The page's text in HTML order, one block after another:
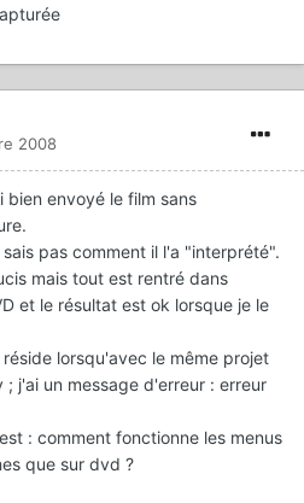
2008
bien envoyé le film sans
pas comment il l'a "interprété".
mais tout est rentré dans
et le résultat est ok lorsque je le
lorsqu'avec le même projet
j'ai un message d'erreur : erreur
: comment fonctionne les menus
que sur dvd ?